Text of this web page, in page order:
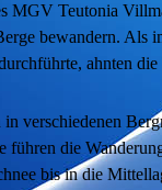
MGV Teutonia
bewandern. Als
ahnten
verschiedenen
führen die
bis in die